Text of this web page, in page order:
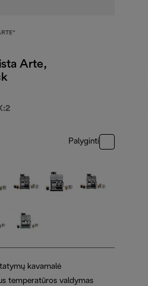
Arte,
Palyginti
kavamalė
temperatūros valdymas